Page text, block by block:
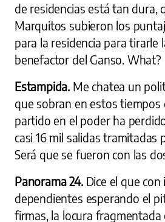
de residencias está tan dura,
Marquitos subieron los
para la residencia para tirarle
benefactor del Ganso. What?
Estampida. Me chatea un
que sobran en estos tiempos
partido en el poder ha
casi 16 mil salidas tramitadas
Será que se fueron con las
Panorama 24. Dice el que
dependientes esperando el
firmas, la locura fragmentada